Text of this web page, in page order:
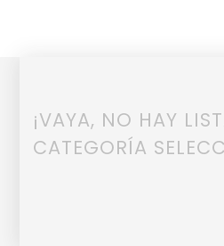
¡VAYA, NO HAY
CATEGORÍA